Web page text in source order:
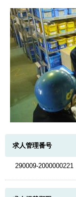
求人管理番号
290009-2000000221